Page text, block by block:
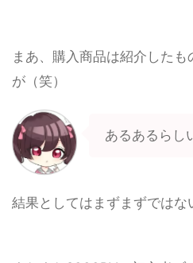
まあ、購入商品は紹介した
が（笑）
あるあるらし
結果としてはまずまずではな